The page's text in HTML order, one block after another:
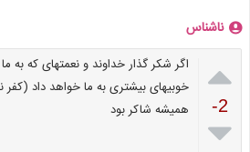
ناشناس

-2

اگر شکر گذار خداوند و نعمتهای که به
خوبیهای بیشتری به ما خواهد داد
همیشه شاکر بود